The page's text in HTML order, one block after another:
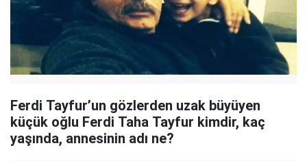
Ferdi Tayfur’un gözlerden uzak büyüyen
küçük oğlu Ferdi Taha Tayfur kimdir, kaç
yaşında, annesinin adı ne?